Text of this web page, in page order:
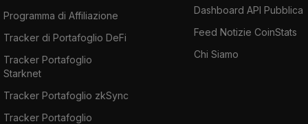
Programma di Affiliazione
Tracker di Portafoglio DeFi
Tracker Portafoglio
Starknet
Tracker Portafoglio zkSync
Tracker Portafoglio
Dashboard API Pubblica
Feed Notizie CoinStats
Chi Siamo